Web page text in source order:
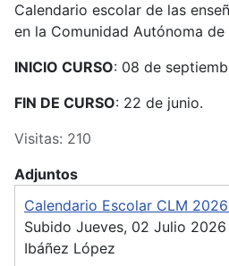
Calendario escolar de las
en la Comunidad Autónoma
INICIO CURSO: 08 de
FIN DE CURSO: 22 de junio.
Visitas: 210
Adjuntos
Calendario Escolar CLM
Subido Jueves, 02 Julio
Ibáñez López